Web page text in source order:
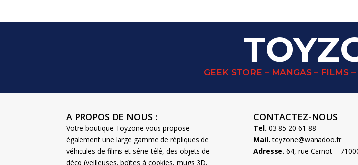
GEEK STORE – MANGAS – FILMS
A PROPOS DE NOUS :
Votre boutique Toyzone vous propose
également une large gamme de répliques de
véhicules de films et série-télé, des objets de
déco (veilleuses, boîtes à cookies, mugs 3D,
CONTACTEZ-NOUS
Tel. 03 85 20 61 88
Mail. toyzone@wanadoo.fr
Adresse. 64, rue Carnot –